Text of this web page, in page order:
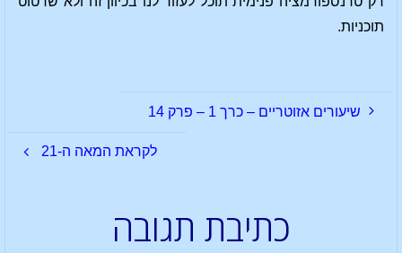
תוכניות.
שיעורים אזוטריים – כרך 1 – פרק 14
לקראת המאה ה-21
כתיבת תגובה